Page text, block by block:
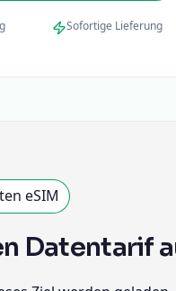
Sofortige Lieferung
eSIM
Datentarif